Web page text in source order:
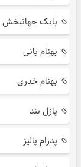
بابک جهانبخش
بهنام بانی
بهنام خدری
پازل بند
پدرام پالیز